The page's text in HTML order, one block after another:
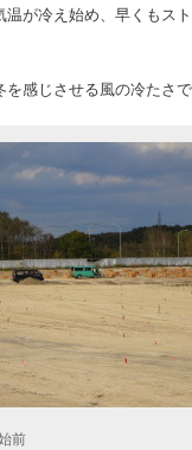
温が冷え始め、早くもス
感じさせる風の冷たさで
前